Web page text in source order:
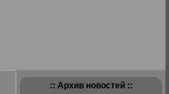
:: Архив новостей ::